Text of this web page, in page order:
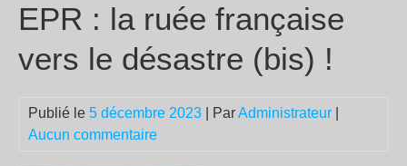
EPR : la ruée française
vers le désastre (bis) !
Publié le 5 décembre 2023 | ParAdministrateur
Aucun commentaire